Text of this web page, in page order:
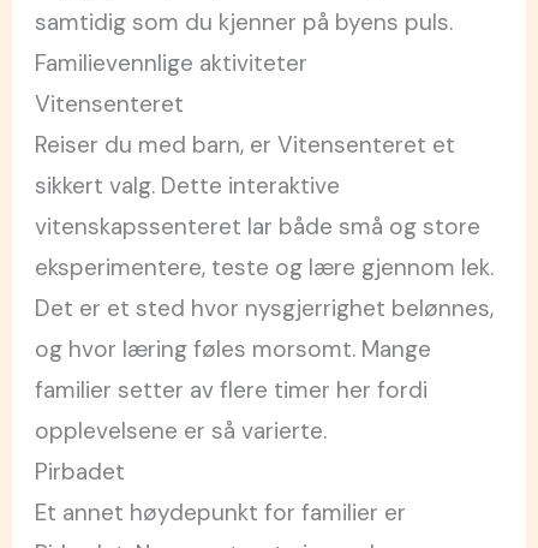
samtidig som du kjenner på byens puls.
Familievennlige aktiviteter
Vitensenteret
Reiser du med barn, er Vitensenteret et
sikkert valg. Dette interaktive
vitenskapssenteret lar både små og store
eksperimentere, teste og lære gjennom lek.
Det er et sted hvor nysgjerrighet belønnes,
og hvor læring føles morsomt. Mange
familier setter av flere timer her fordi
opplevelsene er så varierte.
Pirbadet
Et annet høydepunkt for familier er